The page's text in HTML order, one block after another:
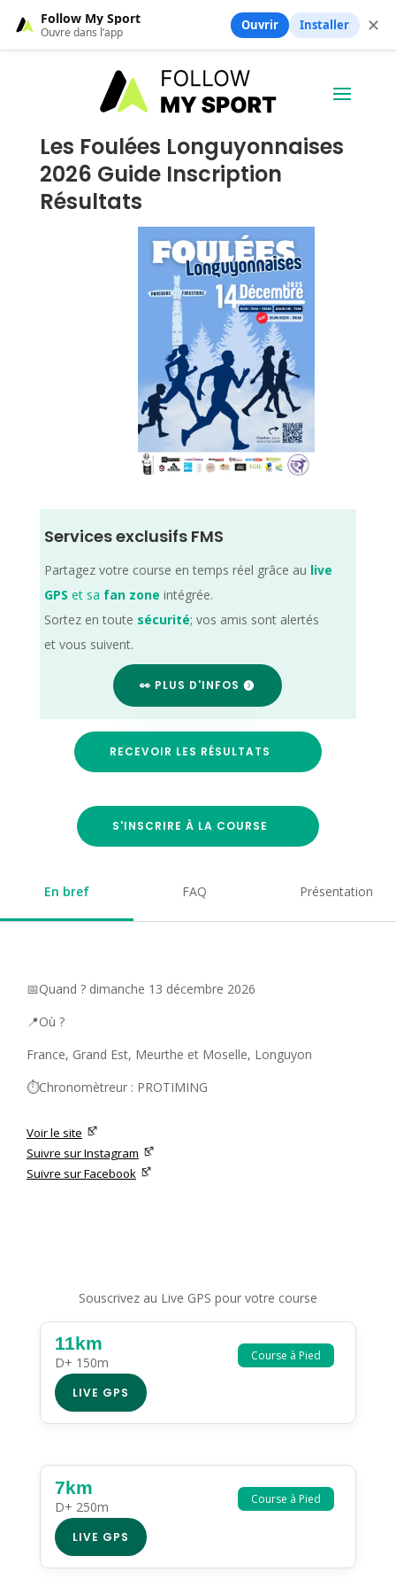
Les Foulées Longuyonnaises
2026 Guide Inscription
Résultats
Services exclusifs FMS
Partagez votre course en temps réel grâce au live
GPS et sa fan zone intégrée.
Sortez en toute sécurité; vos amis sont alertés
et vous suivent.
👀 PLUS D'INFOS
RECEVOIR LES RÉSULTATS
S'INSCRIRE À LA COURSE
En bref FAQ Présentation
📅Quand ? dimanche 13 décembre 2026
📍Où ?
France, Grand Est, Meurthe et Moselle, Longuyon
⏱️Chronomètreur : PROTIMING
Voir le site
Suivre sur Instagram
Suivre sur Facebook
Souscrivez au Live GPS pour votre course
Course à Pied
11km
D+ 150m
LIVE GPS
Course à Pied
7km
D+ 250m
LIVE GPS
Follow My Sport
Ouvre dans l’app Ouvrir Installer ✕